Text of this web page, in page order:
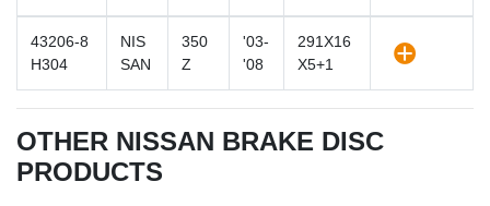
43206-8
H304
NIS
SAN
350
Z
'03-
'08
291X16
X5+1
OTHER NISSAN BRAKE DISC
PRODUCTS